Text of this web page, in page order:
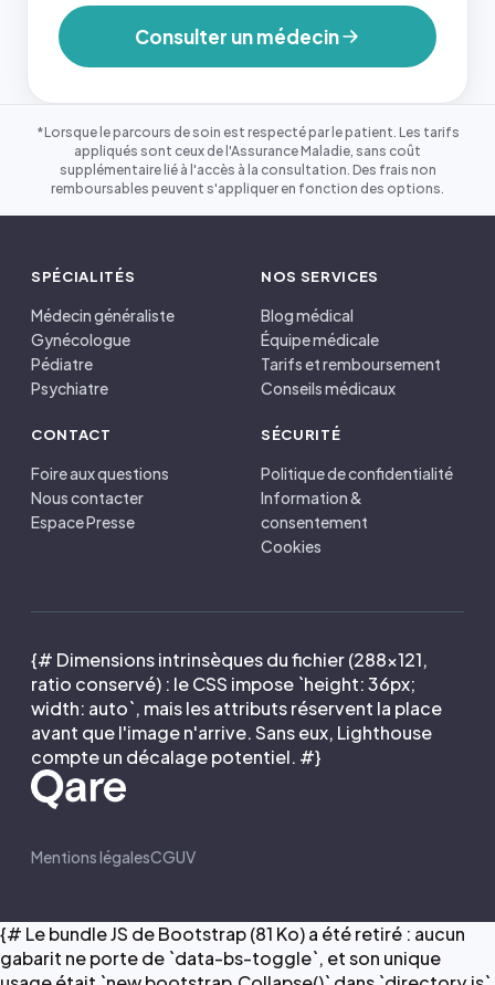
Consulter un médecin
*Lorsque le parcours de soin est respecté par le patient. Les tarifs
appliqués sont ceux de l'Assurance Maladie, sans coût
supplémentaire lié à l'accès à la consultation. Des frais non
remboursables peuvent s'appliquer en fonction des options.
SPÉCIALITÉS
Médecin généraliste
Gynécologue
Pédiatre
Psychiatre
NOS SERVICES
Blog médical
Équipe médicale
Tarifs et remboursement
Conseils médicaux
CONTACT
Foire aux questions
Nous contacter
Espace Presse
SÉCURITÉ
Politique de confidentialité
Information &
consentement
Cookies
{# Dimensions intrinsèques du fichier (288×121,
ratio conservé) : le CSS impose `height: 36px;
width: auto`, mais les attributs réservent la place
avant que l'image n'arrive. Sans eux, Lighthouse
compte un décalage potentiel. #}
Mentions légalesCGUV
{# Le bundle JS de Bootstrap (81 Ko) a été retiré : aucun
gabarit ne porte de `data-bs-toggle`, et son unique